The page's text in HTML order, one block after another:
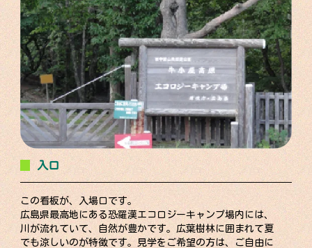
入口
この看板が、入場口です。
広島県最高地にある恐羅漢エコロジーキャンプ場内には、
川が流れていて、自然が豊かです。広葉樹林に囲まれて夏
でも涼しいのが特徴です。見学をご希望の方は、ご自由に